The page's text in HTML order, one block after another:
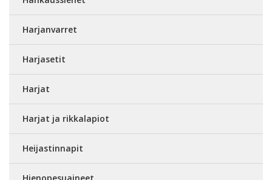
Harjanvarret
Harjasetit
Harjat
Harjat ja rikkalapiot
Heijastinnapit